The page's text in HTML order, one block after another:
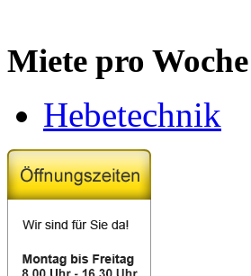
Miete pro
Hebetechnik